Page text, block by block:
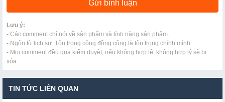
Lưu ý:
- Các comment chỉ nói về sản phẩm và tính năng sản phẩm.
- Ngôn từ lịch sự. Tôn trọng cộng đồng cũng là tôn trọng chính mình.
- Mọi comment đều qua kiểm duyệt, nếu không hợp lệ, không hợp lý sẽ bị
xóa.
TIN TỨC LIÊN QUAN